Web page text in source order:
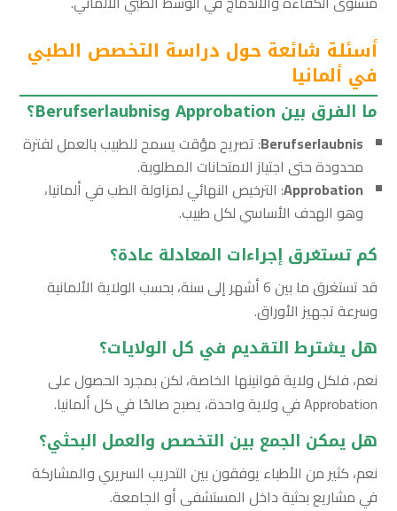
أسئلة شائعة حول دراسة التخصص الطبي
في ألمانيا
ما الفرق بين Approbation وBerufserlaubnis؟
Berufserlaubnis: تصريح مؤقت يسمح للطبيب بالعمل لفترة
محدودة حتى اجتياز الامتحانات المطلوبة.
Approbation: الترخيص النهائي لمزاولة الطب في ألمانيا،
وهو الهدف الأساسي لكل طبيب.
كم تستغرق إجراءات المعادلة عادة؟
قد تستغرق ما بين 6 أشهر إلى سنة، بحسب الولاية الألمانية
وسرعة تجهيز الأوراق.
هل يشترط التقديم في كل الولايات؟
نعم، فلكل ولاية قوانينها الخاصة، لكن بمجرد الحصول على
Approbation في ولاية واحدة، يصبح صالحًا في كل ألمانيا.
هل يمكن الجمع بين التخصص والعمل البحثي؟
نعم، كثير من الأطباء يوفقون بين التدريب السريري والمشاركة
في مشاريع بحثية داخل المستشفى أو الجامعة.